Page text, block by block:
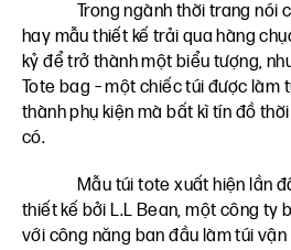
Trong ngành thời trang nói
hay mẫu thiết kế trải qua hàng
kỷ để trở thành một biểu tượng,
Tote bag – một chiếc túi được làm
thành phụ kiện mà bất kì tín đồ
có.
Mẫu túi tote xuất hiện lần
thiết kế bởi L.L Bean, một công ty
với công năng ban đầu làm túi